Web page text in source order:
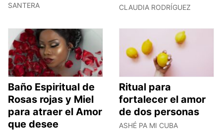
SANTERA
CLAUDIA RODRÍGUEZ
Baño Espiritual de
Rosas rojas y Miel
para atraer el Amor
que desee
Ritual para
fortalecer el amor
de dos personas
ASHÉ PA MI CUBA